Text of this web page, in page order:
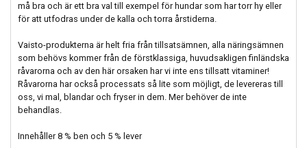
må bra och är ett bra val till exempel för hundar som har torr hy eller
för att utfodras under de kalla och torra årstiderna.
Vaisto-produkterna är helt fria från tillsatsämnen, alla näringsämnen
som behövs kommer från de förstklassiga, huvudsakligen finländska
råvarorna och av den här orsaken har vi inte ens tillsatt vitaminer!
Råvarorna har också processats så lite som möjligt, de levereras till
oss, vi mal, blandar och fryser in dem. Mer behöver de inte
behandlas.
Innehåller 8 % ben och 5 % lever